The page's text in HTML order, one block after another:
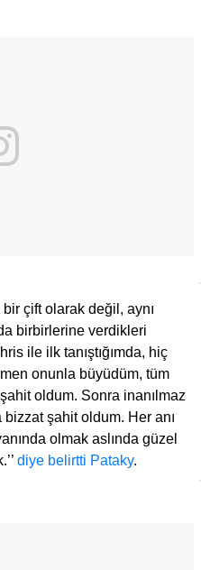
çift olarak değil, aynı
birbirlerine verdikleri
ile ilk tanıştığımda, hiç
onunla büyüdüm, tüm
oldum. Sonra inanılmaz
şahit oldum. Her anı
olmak aslında güzel
diye belirtti Pataky.